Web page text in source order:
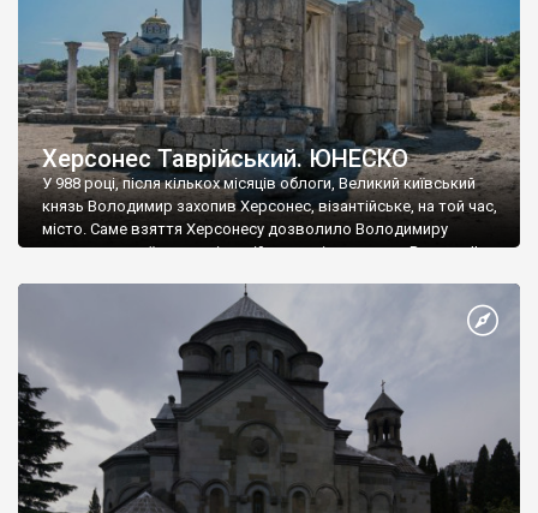
Херсонес Таврійський. ЮНЕСКО
У 988 році, після кількох місяців облоги, Великий київський
князь Володимир захопив Херсонес, візантійське, на той час,
місто. Саме взяття Херсонесу дозволило Володимиру
диктувати свої умови візантійському імператору Василю ІІ, та
Херсонесі Володимир-язичник, став Василем-християнином.
А потім було Хрещення Русі. На честь Херсонесу Таврійського